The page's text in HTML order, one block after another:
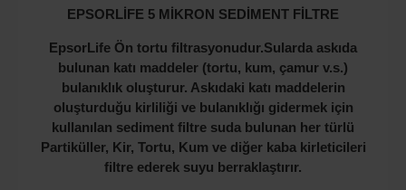
EPSORLİFE 5 MİKRON SEDİMENT FİLTRE
EpsorLife Ön tortu filtrasyonudur.Sularda askıda
bulunan katı maddeler (tortu, kum, çamur v.s.)
bulanıklık oluşturur. Askıdaki katı maddelerin
oluşturduğu kirliliği ve bulanıklığı gidermek için
kullanılan sediment filtre suda bulunan her türlü
Partiküller, Kir, Tortu, Kum ve diğer kaba kirleticileri
filtre ederek suyu berraklaştırır.